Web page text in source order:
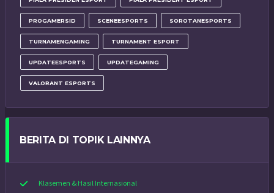
PROGAMERSID SCENEESPORTS SOROTANESPORTS
TURNAMENGAMING TURNAMENT ESPORT
UPDATEESPORTS UPDATEGAMING
VALORANT ESPORTS
BERITA DI TOPIK LAINNYA
Klasemen & Hasil Internasional